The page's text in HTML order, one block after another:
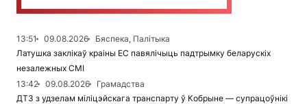
13:51 09.08.2026
Бяспека, Палітыка
Латушка заклікаў краіны ЕС павялічыць падтрымку беларускіх
незалежных СМІ
13:42
09.08.2026
Грамадства
ДТЗ з удзелам міліцэйскага транспарту ў Кобрыне — супрацоўнікі